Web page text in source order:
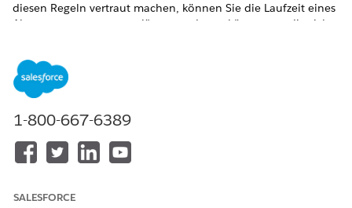
diesen Regeln vertraut machen, können Sie die Laufzeit eines
Abonnements genau verlängern oder verkürzen, um die sich
ERFORDERLICHE EDITIONEN
Verfügbarkeit: Lightning Experience
Verfügbarkeit: Enterprise
der
Umsatzverwaltung
aktivierter Transaktionsverwaltung
Einschränkungen der Laufzeitänderung
1-800-667-6389
SALESFORCE